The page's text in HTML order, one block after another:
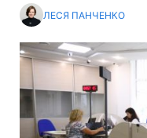
ЛЕСЯ ПАНЧЕНКО